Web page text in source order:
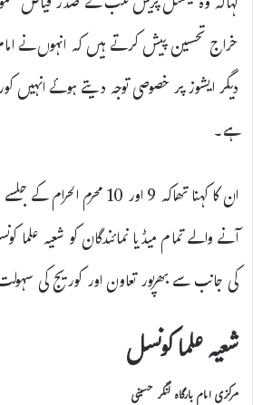
خراج تحسین پیش کرتے ہیں کہ انہوں نے
دیگر ایشوز پر خصوصی توجہ دیتے ہوئے انہیں
ہے۔
ان کا کہنا تھاکہ 9 اور 10
آنے والے تمام میڈیا نمائندگان کو شعیہ علما
کی جانب سے بھرپور تعاون اور کوریج کی
شعیہ علما کونسل
مرکزی امام بارگاہ لنگر حسینی